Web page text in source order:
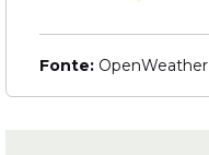
Fonte: OpenWeather